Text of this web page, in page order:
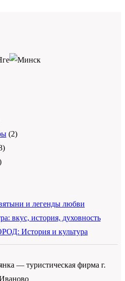
(2)
и легенды любви
вкус, история, духовность
История и культура
— туристическая фирма г.